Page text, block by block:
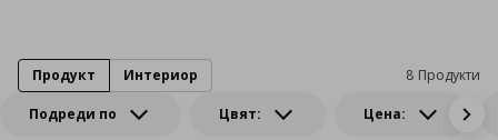
Подреди по Цвят: Цена:
8 Продукти
Продукт Интериор